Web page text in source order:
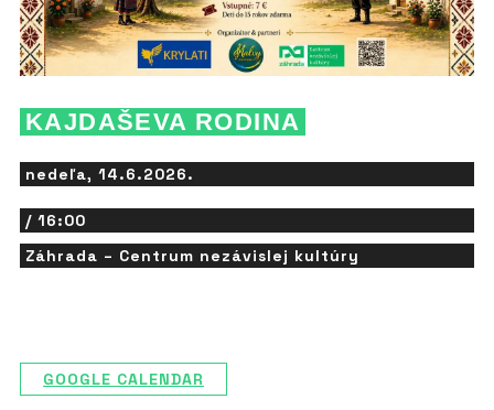
KAJDAŠEVA RODINA
nedeľa, 14.6.2026.
/ 16:00
Záhrada – Centrum nezávislej kultúry
GOOGLE CALENDAR